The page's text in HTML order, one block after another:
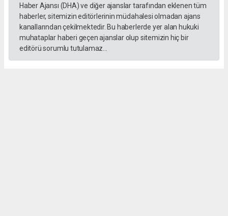
Haber Ajansı (DHA) ve diğer ajanslar tarafından eklenen tüm
haberler, sitemizin editörlerinin müdahalesi olmadan ajans
kanallarından çekilmektedir. Bu haberlerde yer alan hukuki
muhataplar haberi geçen ajanslar olup sitemizin hiç bir
editörü sorumlu tutulamaz...